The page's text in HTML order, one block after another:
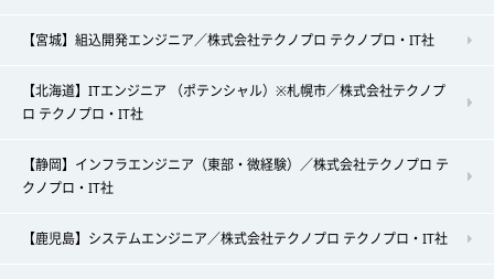
【宮城】組込開発エンジニア／株式会社テクノプロ テクノプロ・IT社
【北海道】ITエンジニア （ポテンシャル）※札幌市／株式会社テクノプ
ロ テクノプロ・IT社
【静岡】インフラエンジニア（東部・微経験）／株式会社テクノプロ テ
クノプロ・IT社
【鹿児島】システムエンジニア／株式会社テクノプロ テクノプロ・IT社